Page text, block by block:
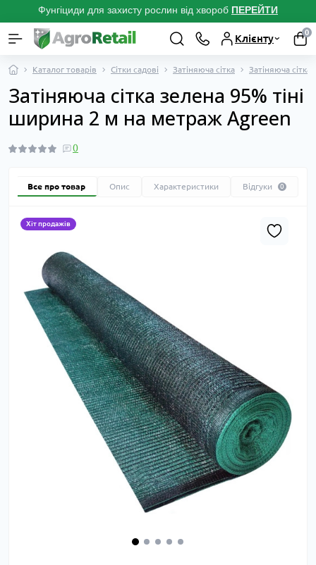
Фунгіциди для захисту рослин від хвороб ПЕРЕЙТИ
Клієнту
0
Каталог товарів Сітки садові Затіняюча сітка Затіняюча
Затіняюча сітка зелена 95% тіні
ширина 2 м на метраж Agreen
0
Все про товар Опис Характеристики Відгуки 0
Хіт продажів